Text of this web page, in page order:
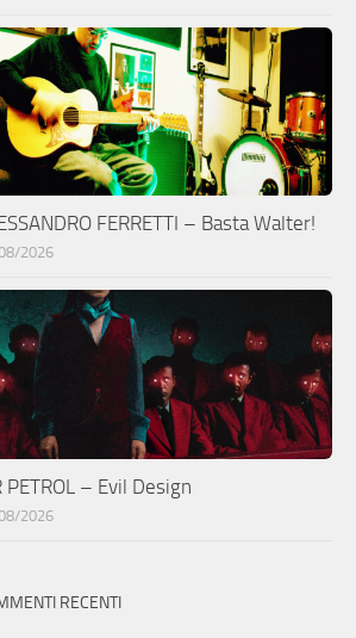
FERRETTI – Basta Walter!
2026
PETROL – Evil Design
2026
RECENTI